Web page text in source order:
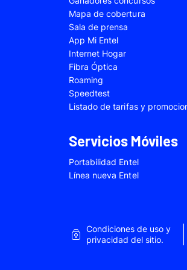
Samsung Galaxy A22
Samsung Galaxy A34
Samsung Galaxy A54
Samsung Galaxy S22 Plus
Samsung Galaxy S23 Fe
Samsung Galaxy Z Flip 4
Xiaomi 12T Pro
Xiaomi Redmi Note 9 Pro
Mapa de cobertura
Sala de prensa
App Mi Entel
Internet Hogar
Fibra Óptica
Roaming
Speedtest
Listado de tarifas y
Servicios Móviles
Portabilidad Entel
Línea nueva Entel
Condiciones de uso y
privacidad del sitio.